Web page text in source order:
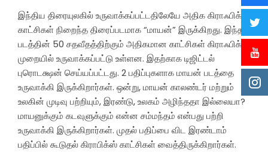
இந்திய திரையுலகில் உருவாக்கப்பட்டதிலேயே அதிக கிராஃபிக்ஸ்
காட்சிகள் நிறைந்த திரைப்படமாக “மாயன்” இருக்கிறது. இந்த
படத்தின் 50 சதவீதத்திற்கும் அதிகமான காட்சிகள் கிராஃபிக்ஸ்
முறையில் உருவாக்கப்பட்டு உள்ளன. இதற்காக டிஜிட்டல்
புரொடக்ஷன் செய்யப்பட்டது. 2 பதிப்புகளாக மாயன் படத்தை
உருவாக்கி இருக்கிறார்கள். ஒன்று, மாயன் காலண்டர் மற்றும்
உலகின் முடிவு பற்றியும், இரண்டு, உலகம் அழிந்ததா இல்லையா?
மாயனுக்கும் கடவுளுக்கும் என்ன சம்மந்தம் என்பது பற்றி
உருவாக்கி இருக்கிறார்கள். முதல் பதிப்பை விட இரண்டாம்
பதிப்பில் கூடுதல் கிராபிக்ஸ் காட்சிகள் வைத்திருக்கிறார்கள்.